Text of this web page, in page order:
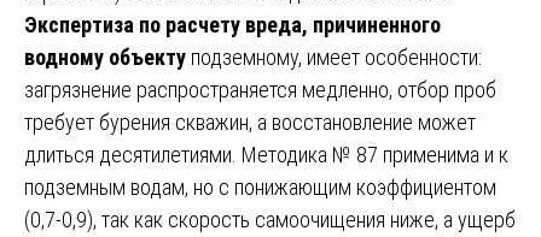
Экспертиза по расчету вреда, причиненного
водному объекту подземному, имеет особенности:
загрязнение распространяется медленно, отбор проб
требует бурения скважин, а восстановление может
длиться десятилетиями. Методика № 87 применима и к
подземным водам, но с понижающим коэффициентом
(0,7-0,9), так как скорость самоочищения ниже, а ущерб